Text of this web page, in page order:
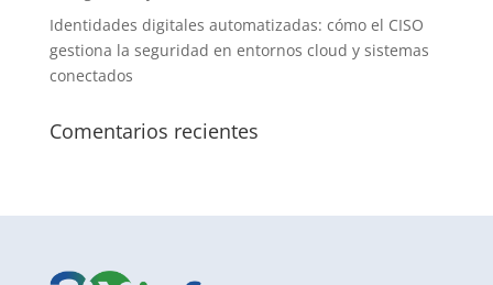
Identidades digitales automatizadas: cómo el CISO
gestiona la seguridad en entornos cloud y sistemas
conectados
Comentarios recientes